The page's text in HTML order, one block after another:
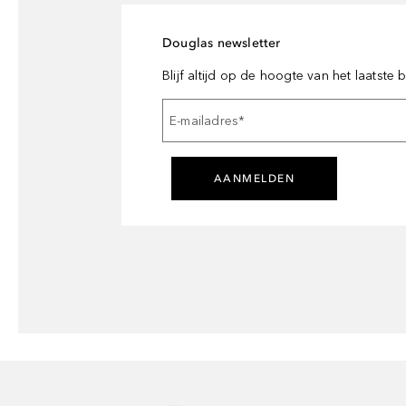
Douglas newsletter
Blijf altijd op de hoogte van het laatste
E-mailadres*
AANMELDEN